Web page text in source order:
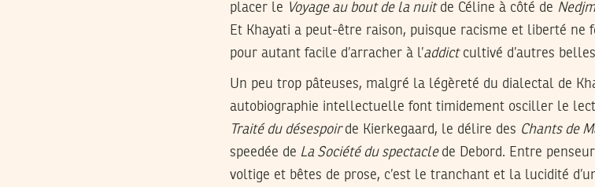
placer le Voyage au bout de la nuitde Céline à côté de
Et Khayati a peut-être raison, puisque racisme et liberté ne
pour autant facile d’arracher à l’addictcultivé d’autres
Un peu trop pâteuses, malgré la légèreté du dialectal de
autobiographie intellectuelle font timidement osciller le
Traité du désespoirde Kierkegaard, le délire des Chants de
speedée de La Société du spectacle de Debord. Entre
voltige et bêtes de prose, c’est le tranchant et la lucidité